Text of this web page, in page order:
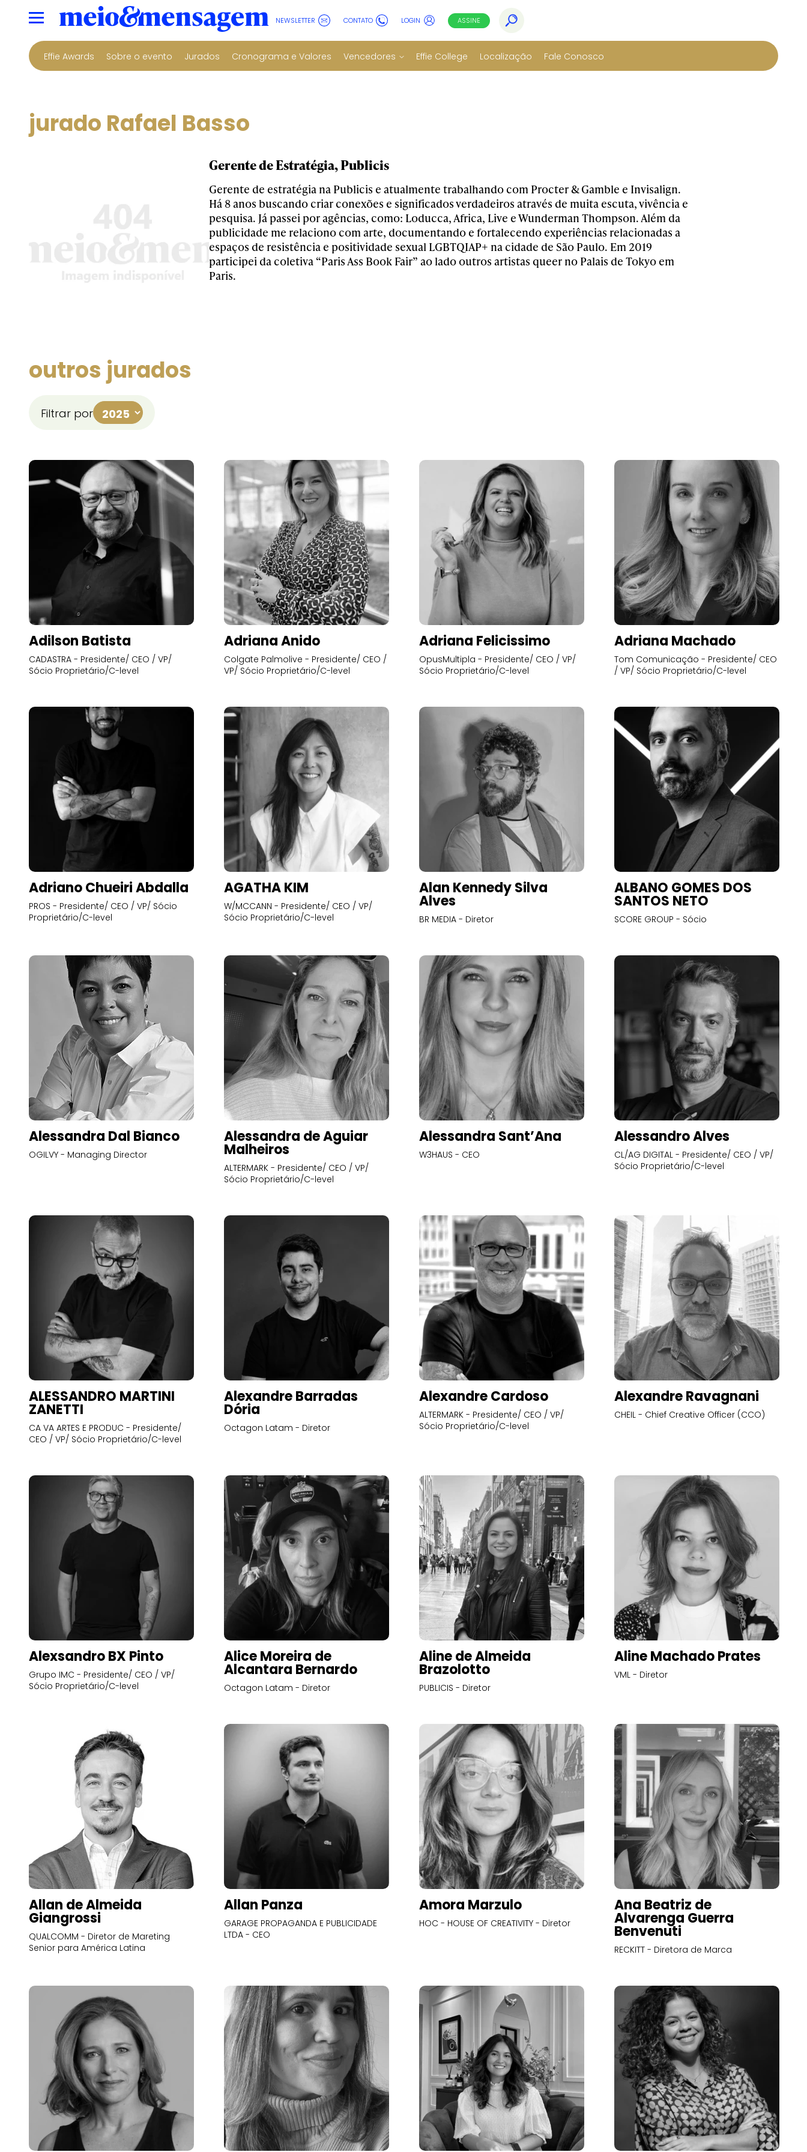
NEWSLETTER CONTATO LOGIN ASSINE
Effie Awards Sobre o evento Jurados Cronograma e Valores Vencedores Effie College Localização Fale Conosco
jurado Rafael Basso
Gerente de Estratégia, Publicis
Gerente de estratégia na Publicis e atualmente trabalhando com Procter & Gamble e Invisalign.
Há 8 anos buscando criar conexões e significados verdadeiros através de muita escuta, vivência e
pesquisa. Já passei por agências, como: Loducca, Africa, Live e Wunderman Thompson. Além da
publicidade me relaciono com arte, documentando e fortalecendo experiências relacionadas a
espaços de resistência e positividade sexual LGBTQIAP+ na cidade de São Paulo. Em 2019
participei da coletiva “Paris Ass Book Fair” ao lado outros artistas queer no Palais de Tokyo em
Paris.
outros jurados
Filtrar por
Adilson Batista
CADASTRA - Presidente/ CEO / VP/
Sócio Proprietário/C-level
Adriana Anido
Colgate Palmolive - Presidente/ CEO /
VP/ Sócio Proprietário/C-level
Adriana Felicissimo
OpusMultipla - Presidente/ CEO / VP/
Sócio Proprietário/C-level
Adriana Machado
Tom Comunicação - Presidente/ CEO
/ VP/ Sócio Proprietário/C-level
Adriano Chueiri Abdalla
PROS - Presidente/ CEO / VP/ Sócio
Proprietário/C-level
AGATHA KIM
W/MCCANN - Presidente/ CEO / VP/
Sócio Proprietário/C-level
Alan Kennedy Silva
Alves
BR MEDIA - Diretor
ALBANO GOMES DOS
SANTOS NETO
SCORE GROUP - Sócio
Alessandra Dal Bianco
OGILVY - Managing Director
Alessandra de Aguiar
Malheiros
ALTERMARK - Presidente/ CEO / VP/
Sócio Proprietário/C-level
Alessandra Sant’Ana
W3HAUS - CEO
Alessandro Alves
CL/AG DIGITAL - Presidente/ CEO / VP/
Sócio Proprietário/C-level
ALESSANDRO MARTINI
ZANETTI
CA VA ARTES E PRODUC - Presidente/
CEO / VP/ Sócio Proprietário/C-level
Alexandre Barradas
Dória
Octagon Latam - Diretor
Alexandre Cardoso
ALTERMARK - Presidente/ CEO / VP/
Sócio Proprietário/C-level
Alexandre Ravagnani
CHEIL - Chief Creative Officer (CCO)
Alexsandro BX Pinto
Grupo IMC - Presidente/ CEO / VP/
Sócio Proprietário/C-level
Alice Moreira de
Alcantara Bernardo
Octagon Latam - Diretor
Aline de Almeida
Brazolotto
PUBLICIS - Diretor
Aline Machado Prates
VML - Diretor
Allan de Almeida
Giangrossi
QUALCOMM - Diretor de Mareting
Senior para América Latina
Allan Panza
GARAGE PROPAGANDA E PUBLICIDADE
LTDA - CEO
Amora Marzulo
HOC - HOUSE OF CREATIVITY - Diretor
Ana Beatriz de
Alvarenga Guerra
Benvenuti
RECKITT - Diretora de Marca